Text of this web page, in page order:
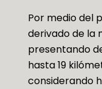
Por medio del
derivado de la
presentando
hasta 19
considerando